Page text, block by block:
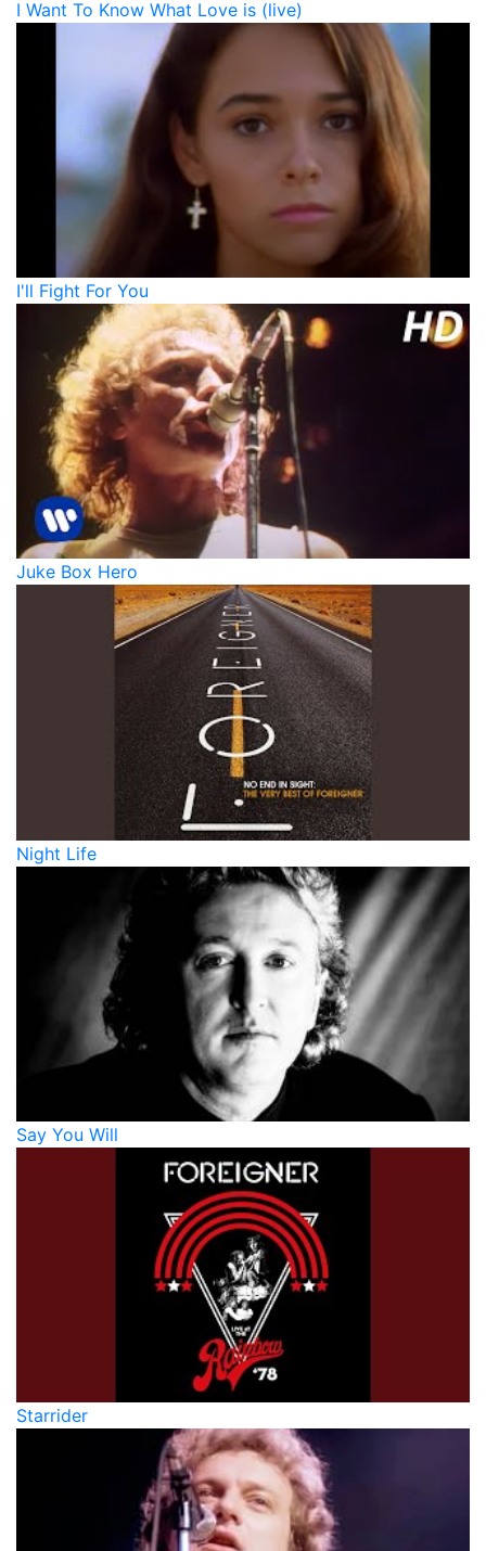
I Want To Know What Love is (live)
I'll Fight For You
Juke Box Hero
Night Life
Say You Will
Starrider